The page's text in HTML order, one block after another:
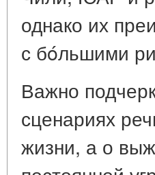
однако их
с бóльшими
Важно
сценариях
жизни, а о